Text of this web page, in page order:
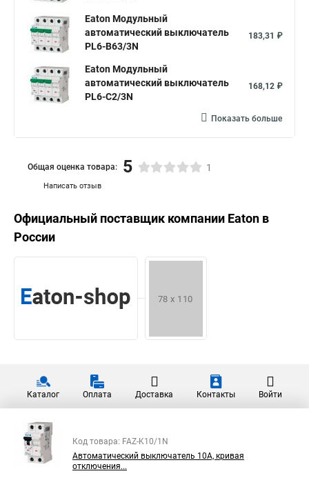
Eaton Модульный
автоматический выключатель
PL6-B63/3N
183,31 ₽
Eaton Модульный
автоматический выключатель
PL6-C2/3N
168,12 ₽
Показать больше
Написать отзыв
Общая оценка товара: 5 1
Официальный поставщик компании Eaton в
России
Каталог Оплата Доставка Контакты Войти
Код товара: FAZ-K10/1N
Автоматический выключатель 10А, кривая
отключения...